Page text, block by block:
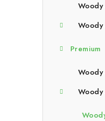
Woody
Woody
Premium
Woody
Woody